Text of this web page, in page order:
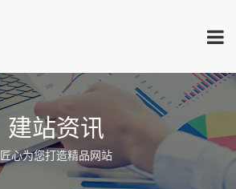
建站资讯
匠心为您打造精品网站